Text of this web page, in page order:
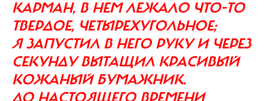
КАРМАН, В НЕМ ЛЕЖАЛО ЧТО-ТО
ТВЕРДОЕ, ЧЕТЫРЕХУГОЛЬНОЕ;
Я ЗАПУСТИЛ В НЕГО РУКУ И ЧЕРЕЗ
СЕКУНДУ ВЫТАЩИЛ КРАСИВЫЙ
КОЖАНЫЙ БУМАЖНИК.